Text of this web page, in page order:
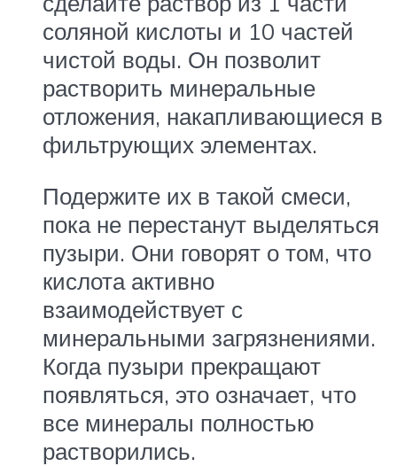
соляной кислоты и 10 частей
чистой воды. Он позволит
растворить минеральные
отложения, накапливающиеся в
фильтрующих элементах.
Подержите их в такой смеси,
пока не перестанут выделяться
пузыри. Они говорят о том, что
кислота активно
взаимодействует с
минеральными загрязнениями.
Когда пузыри прекращают
появляться, это означает, что
все минералы полностью
растворились.